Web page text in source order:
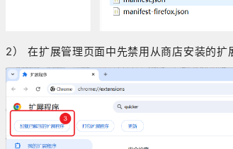
2） 在扩展管理页面中先禁用从商店安装的扩